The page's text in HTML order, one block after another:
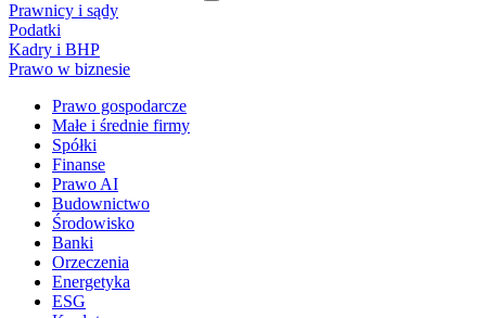
Prawnicy i sądy
Podatki
Kadry i BHP
Prawo w biznesie
Prawo gospodarcze
Małe i średnie firmy
Spółki
Finanse
Prawo AI
Budownictwo
Środowisko
Banki
Orzeczenia
Energetyka
ESG